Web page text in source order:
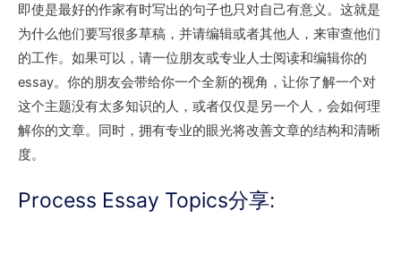
即使是最好的作家有时写出的句子也只对自己有意义。这就是
为什么他们要写很多草稿，并请编辑或者其他人，来审查他们
的工作。如果可以，请一位朋友或专业人士阅读和编辑你的
essay。你的朋友会带给你一个全新的视角，让你了解一个对
这个主题没有太多知识的人，或者仅仅是另一个人，会如何理
解你的文章。同时，拥有专业的眼光将改善文章的结构和清晰
度。
Process Essay Topics分享: